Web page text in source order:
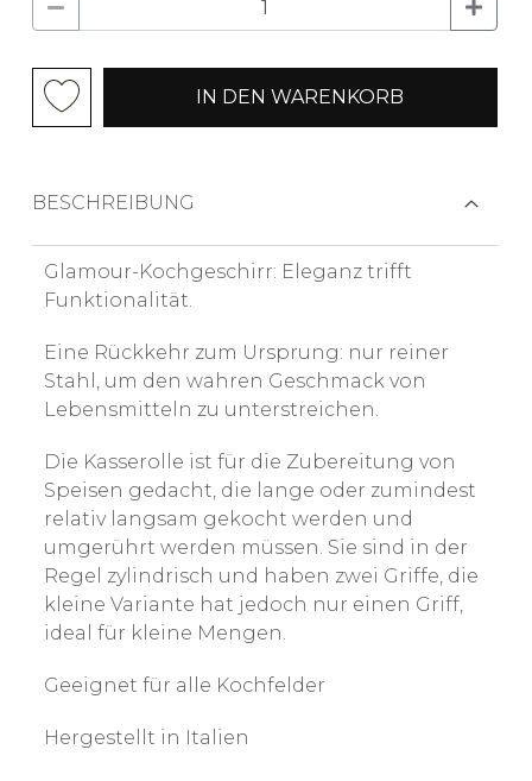
IN DEN WARENKORB
BESCHREIBUNG
Glamour-Kochgeschirr: Eleganz trifft
Funktionalität.
Eine Rückkehr zum Ursprung: nur reiner
Stahl, um den wahren Geschmack von
Lebensmitteln zu unterstreichen.
Die Kasserolle ist für die Zubereitung von
Speisen gedacht, die lange oder zumindest
relativ langsam gekocht werden und
umgerührt werden müssen. Sie sind in der
Regel zylindrisch und haben zwei Griffe, die
kleine Variante hat jedoch nur einen Griff,
ideal für kleine Mengen.
Geeignet für alle Kochfelder
Hergestellt in Italien